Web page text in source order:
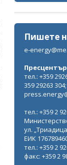
Пишете
e-
Пресцентър
тел.: +359
359 29263
тел.: +359 2
ул.
ЕИК
тел.: +359 2
факс: +359 2